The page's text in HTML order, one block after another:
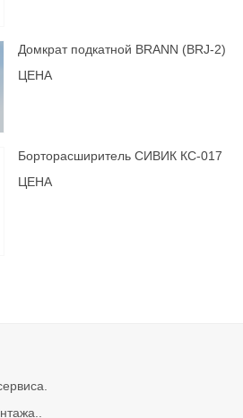
Домкрат подкатной BRANN (BRJ-2)
ЦЕНА
Борторасширитель СИВИК КС-017
ЦЕНА